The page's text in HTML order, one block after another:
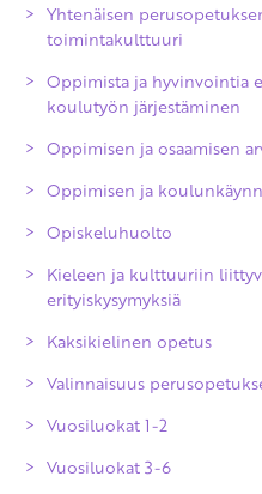
Yhtenäisen
toimintakulttuuri
Oppimista ja hyvinvointia
koulutyön järjestäminen
Oppimisen ja osaamisen
Arvioinnin yleiset
Oppimisen ja osaamisen
Opinnoissa eteneminen
perusopetuksen aikana
Kuudennen luokan
Perusopetuksen
Poissaolojen vaikutukset
Arvioinnin uusiminen ja
Oppimisen ja
Opiskeluhuolto
Kieleen ja kulttuuriin
erityiskysymyksiä
Kaksikielinen opetus
Valinnaisuus
Vuosiluokat 1-2
Äidinkieli ja kirjallisuus 1-2
Vuosiluokat 3-6